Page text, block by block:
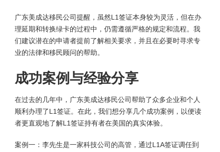
广东美成达移民公司提醒，虽然L1签证本身较为灵活，但在办
理延期和转换绿卡的过程中，仍需遵循严格的规定和流程。我
们建议潜在的申请者提前了解相关要求，并且在必要时寻求专
业的法律和移民顾问的帮助。
成功案例与经验分享
在过去的几年中，广东美成达移民公司帮助了众多企业和个人
顺利办理了L1签证。在此，我们想分享几个成功案例，以便读
者更直观地了解L1签证持有者在美国的真实体验。
案例一：李先生是一家科技公司的高管，通过L1A签证调任到